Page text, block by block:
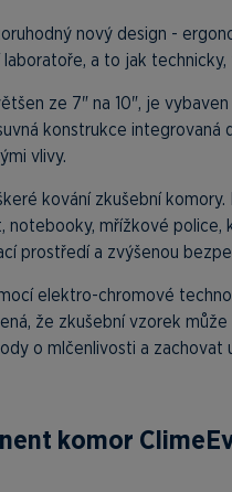
nový design -
a to jak technicky,
ze 7" na 10", je
konstrukce integrovaná
vlivy.
kování zkušební
notebooky, mřížkové police,
prostředí a zvýšenou
elektro-chromové
že zkušební vzorek
o mlčenlivosti a
komor